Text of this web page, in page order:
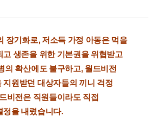
장기화로, 저소득 가정 아동은 먹을
고 생존을 위한 기본권을 위협받고
의 확산에도 불구하고, 월드비전
원받던 대상자들의 끼니 걱정
비전은 직원들이라도 직접
정을 내렸습니다.